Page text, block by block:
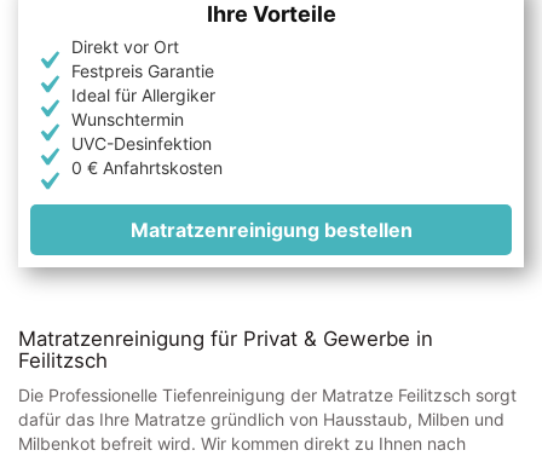
Ihre Vorteile
Direkt vor Ort
Festpreis Garantie
Ideal für Allergiker
Wunschtermin
UVC-Desinfektion
0 € Anfahrtskosten
Matratzenreinigung bestellen
Matratzenreinigung für Privat & Gewerbe in
Feilitzsch
Die Professionelle Tiefenreinigung der Matratze Feilitzsch sorgt
dafür das Ihre Matratze gründlich von Hausstaub, Milben und
Milbenkot befreit wird. Wir kommen direkt zu Ihnen nach